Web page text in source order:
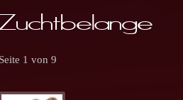
Seite 1 von 9